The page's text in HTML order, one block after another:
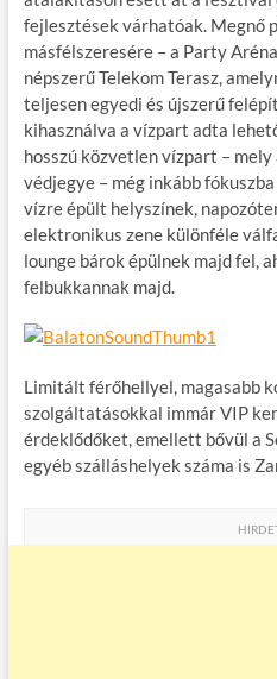
fejlesztések várhatóak. Megnő
másfélszeresére – a Party
népszerű Telekom Terasz,
teljesen egyedi és újszerű
kihasználva a vízpart adta
hosszú közvetlen vízpart –
védjegye – még inkább
vízre épült helyszínek,
elektronikus zene különféle
lounge bárok épülnek majd fel,
felbukkannak majd.
Limitált férőhellyel, magasabb
szolgáltatásokkal immár VIP
érdeklődőket, emellett bővül a
egyéb szálláshelyek száma is